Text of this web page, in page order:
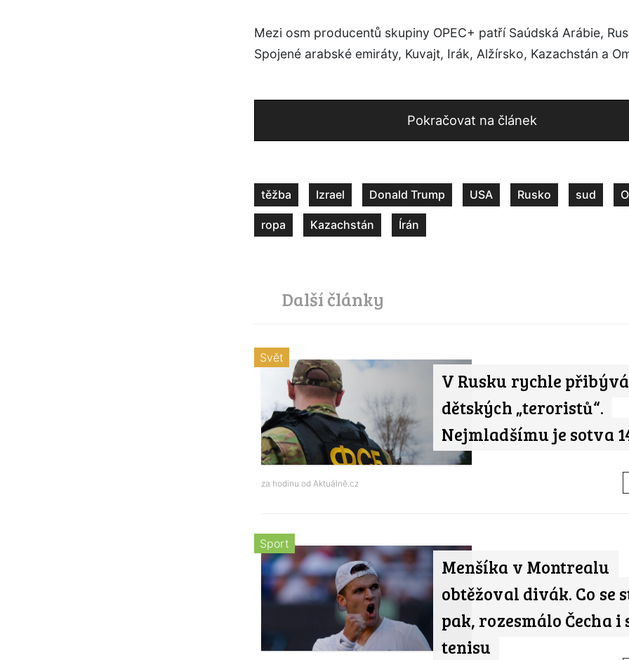
Mezi osm producentů skupiny OPEC+ patří Saúdská Arábie,
Spojené arabské emiráty, Kuvajt, Irák, Alžírsko, Kazachstán a
Pokračovat na článek
těžba Izrael Donald Trump USA Rusko sud
ropa Kazachstán Írán
Další články
V Rusku rychle přibývá
dětských „teroristů“.
Nejmladšímu je sotva
Svět
za hodinu od Aktuálně.cz
Menšíka v Montrealu
obtěžoval divák. Co se
pak, rozesmálo Čecha i
tenisu
Sport